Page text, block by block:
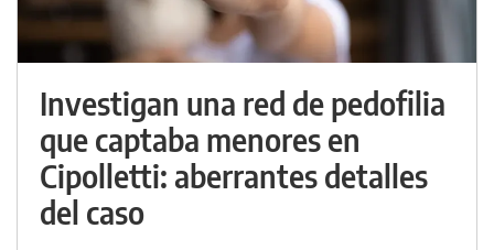
Investigan una red de pedofilia
que captaba menores en
Cipolletti: aberrantes detalles
del caso